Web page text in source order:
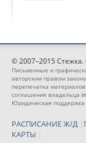
© 2007–2015 Стежка.
Письменные и
авторским правом
перепечатка
соглашения владельца
Юридическая поддержка
РАСПИСАНИЕ Ж/Д |
КАРТЫ |